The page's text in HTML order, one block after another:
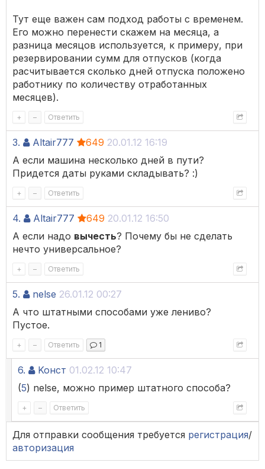
Тут еще важен сам подход работы с временем.
Его можно перенести скажем на месяца, а
разница месяцов используется, к примеру, при
резервировании сумм для отпусков (когда
расчитывается сколько дней отпуска положено
работнику по количеству отработанных
месяцев).
+ – Ответить
3. Altair777 649 20.01.12 16:19
А если машина несколько дней в пути?
Придется даты руками складывать? :)
+ – Ответить
4. Altair777 649 20.01.12 16:50
А если надо вычесть? Почему бы не сделать
нечто универсальное?
+ – Ответить
5. nelse 26.01.12 00:27
А что штатными способами уже лениво?
Пустое.
+ – Ответить 1
6. Koнст 01.02.12 10:47
(5) nelse, можно пример штатного способа?
+ – Ответить
Для отправки сообщения требуется регистрация/
авторизация